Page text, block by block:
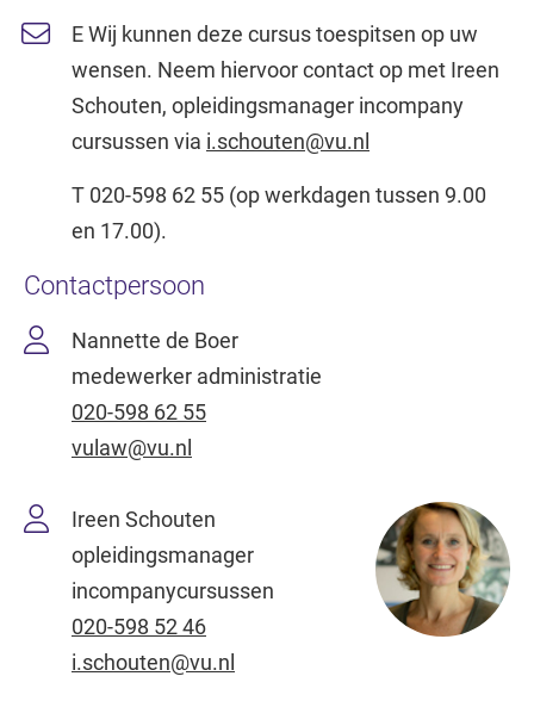
E Wij kunnen deze cursus toespitsen op uw
wensen. Neem hiervoor contact op met Ireen
Schouten, opleidingsmanager incompany
cursussen via i.schouten@vu.nl
T 020-598 62 55 (op werkdagen tussen 9.00
en 17.00).
Contactpersoon
Nannette de Boer
medewerker administratie
020-598 62 55
vulaw@vu.nl
Ireen Schouten
opleidingsmanager
incompanycursussen
020-598 52 46
i.schouten@vu.nl